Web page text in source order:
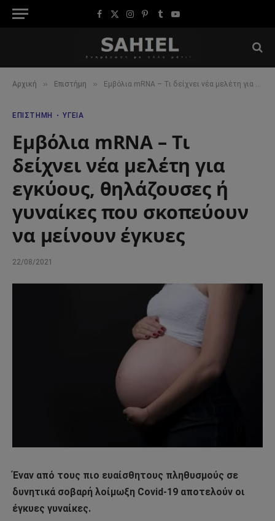
Facebook
X
Instagram
Pinterest
TumblrYouTube
Αρχική » Επιστήμη » Εμβόλια mRNA – Τι δείχνει νέα μελέτη για εγκύους, θηλάζουσες ή γυναίκες που σκοπεύουν να μείνουν έγκυες
ΕΠΙΣΤΉΜΗ ΥΓΕΊΑ
Εμβόλια mRNA – Τι
δείχνει νέα μελέτη για
εγκύους, θηλάζουσες ή
γυναίκες που σκοπεύουν
να μείνουν έγκυες
22/08/2021
Έναν από τους πιο ευαίσθητους πληθυσμούς σε
δυνητικά σοβαρή λοίμωξη Covid-19 αποτελούν οι
έγκυες γυναίκες.